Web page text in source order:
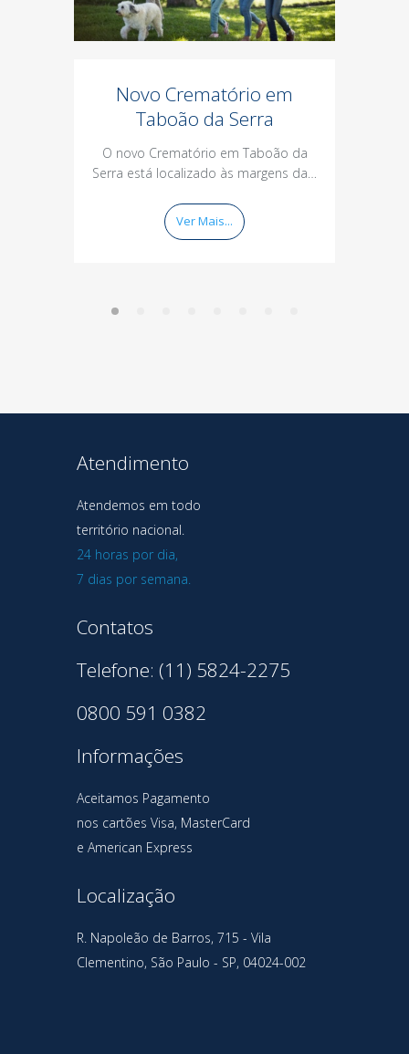
Novo Crematório em
Taboão da Serra
O novo Crematório em Taboão da
Serra está localizado às margens da…
Ver Mais...
Atendimento
Atendemos em todo
território nacional.
24 horas por dia,
7 dias por semana.
Contatos
Telefone: (11) 5824-2275
0800 591 0382
Informações
Aceitamos Pagamento
nos cartões Visa, MasterCard
e American Express
Localização
R. Napoleão de Barros, 715 - Vila
Clementino, São Paulo - SP, 04024-002